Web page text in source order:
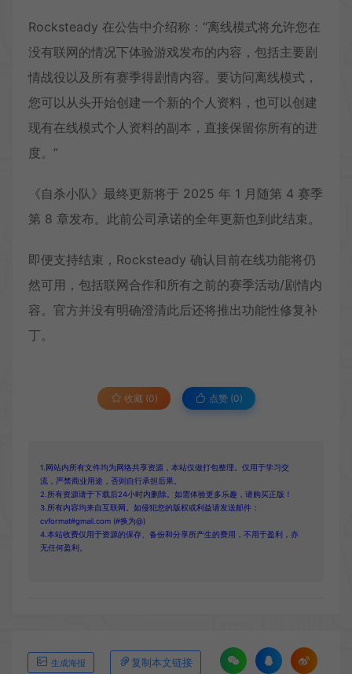
Rocksteady 在公告中介绍称：“离线模式将允许您在
没有联网的情况下体验游戏发布的内容，包括主要剧
情战役以及所有赛季得剧情内容。要访问离线模式，
您可以从头开始创建一个新的个人资料，也可以创建
现有在线模式个人资料的副本，直接保留你所有的进
度。”
《自杀小队》最终更新将于 2025 年 1 月随第 4 赛季
第 8 章发布。此前公司承诺的全年更新也到此结束。
即便支持结束，Rocksteady 确认目前在线功能将仍
然可用，包括联网合作和所有之前的赛季活动/剧情内
容。官方并没有明确澄清此后还将推出功能性修复补
丁。
收藏 (0) 点赞 (0)
1.网站内所有文件均为网络共享资源，本站仅做打包整理。仅用于学习交
流，严禁商业用途，否则自行承担后果。
2.所有资源请于下载后24小时内删除。如需体验更多乐趣，请购买正版！
3.所有内容均来自互联网。如侵犯您的版权或利益请发送邮件：
cvformat#gmail.com (#换为@)
4.本站收费仅用于资源的保存、备份和分享所产生的费用，不用于盈利，亦
无任何盈利。
生成海报 复制本文链接